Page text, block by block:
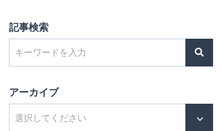
記事検索
アーカイブ